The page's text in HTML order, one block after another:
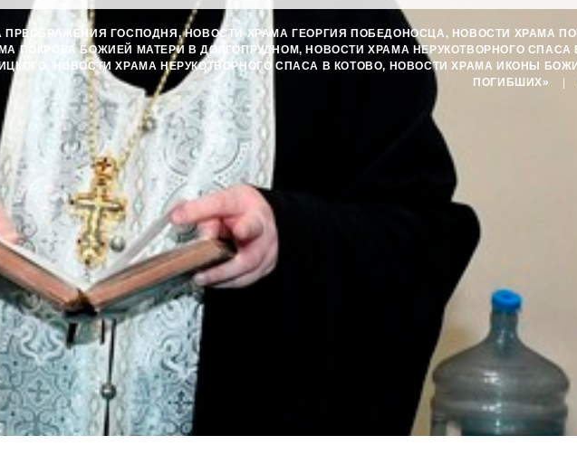
ПРЕОБРАЖЕНИЯ ГОСПОДНЯ ,НОВОСТИ ХРАМА ГЕОРГИЯ ПОБЕДОНОСЦА , НОВОСТИ ХРАМА
ПОКРОВА БОЖИЕЙ МАТЕРИ В ДОЛГОПРУДНОМ, НОВОСТИ ХРАМА НЕРУКОТВОРНОГО СПАСА
НОВОСТИ ХРАМА НЕРУКОТВОРНОГО СПАСА В КОТОВО, НОВОСТИ ХРАМА ИКОНЫ
ПОГИБШИХ»